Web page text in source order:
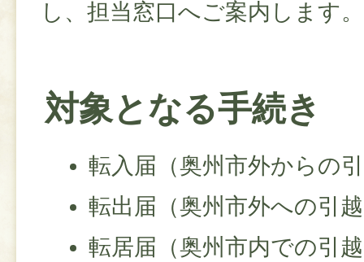
し、担当窓口へご案内します。
対象となる手続き
転入届（奥州市外からの
転出届（奥州市外への引
転居届（奥州市内での引